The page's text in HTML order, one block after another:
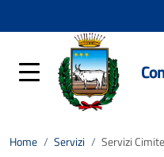
Home / Servizi / Servizi